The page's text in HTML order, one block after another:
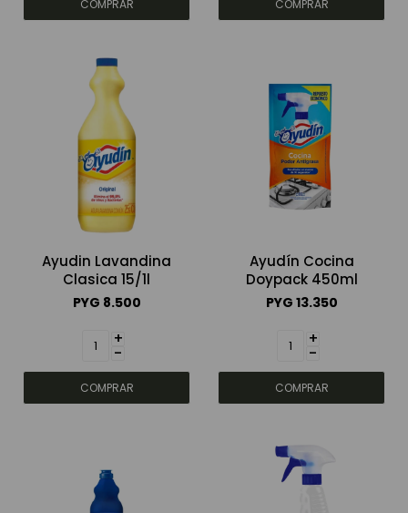
Ayudin Lavandina
Clasica 15/1l
PYG 8.500
+
-
Ayudín Cocina
Doypack 450ml
PYG 13.350
+
-